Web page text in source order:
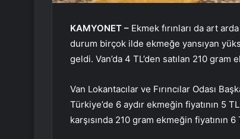
KAMYONET – Ekmek fırınları da art
durum birçok ilde ekmeğe yansıyan
geldi. Van’da 4 TL’den satılan 210 gram
Van Lokantacılar ve Fırıncılar Odası
Türkiye’de 6 aydır ekmeğin fiyatının 5
karşısında 210 gram ekmeğin fiyatının 6